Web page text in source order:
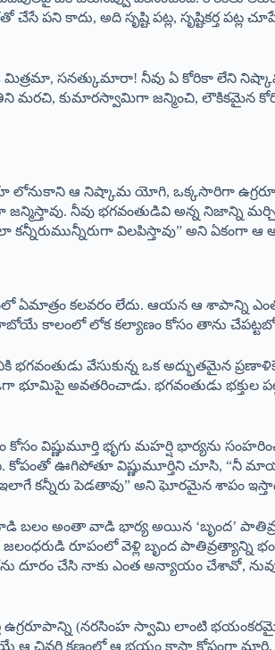
కాదు, అది సృష్టి పట్ల, సృష్టికర్త పట్ల
మిత్రమా, సనత్కుమారా! నీవు ఏ కోరికా లేని
మరచి, కుమారస్వామిగా జన్మించి,
లోనుకాని ఆ నిష్కామ యోగి, ఒక్కసారిగా
నీవు భగవంతుడివి అన్న
విలపిస్తావు” అని ఏకంగా ఆ
కలవరం లేదు. ఆయన ఆ శాపాన్ని ఎంతో
రాబోయే కాలంలో లోక కల్యాణం కోసం తాను
వేసుకున్న ఒక అద్భుతమైన
అవతరించాడు. భగవంతుడు భక్తుల
విష్ణుమూర్తి భృగు మహర్షి భార్యను
కోపంతో ఊగిపోతూ విష్ణుమూర్తిని చూసి,
కన్నీరు పెడతావు” అని ఘోరమైన శాపం
బలం అంతా వాడి భార్య అయిన ‘బృంద’
రూపంలో వెళ్లి బృంద పాతివ్రత్యాన్ని
దూరం చేసి నాకు ఎంత అన్యాయం చేశావో,
ఉగ్రరూపాన్ని (నరసింహ స్వామి లాంటి
పోయే ఆ చివరి క్షణంలో ఆ భయం కాస్తా కోపంగా